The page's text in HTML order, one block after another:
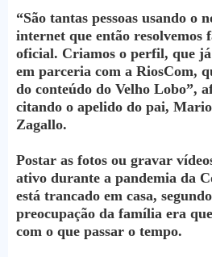
“São tantas pessoas usando o
internet que então resolvemos
oficial. Criamos o perfil, que
em parceria com a RiosCom,
do conteúdo do Velho Lobo”,
citando o apelido do pai,
Zagallo.
Postar as fotos ou gravar
ativo durante a pandemia da
está trancado em casa,
preocupação da família era
com o que passar o tempo.